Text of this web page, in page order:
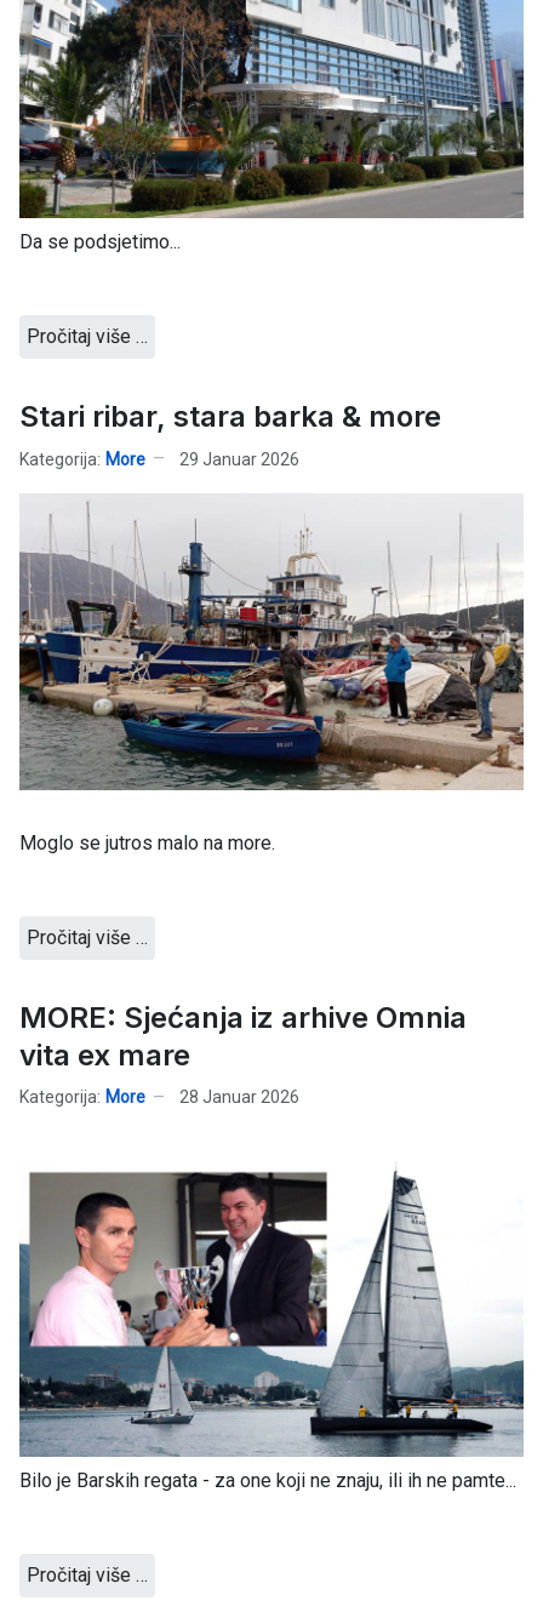
Da se podsjetimo...
Pročitaj više …
Stari ribar, stara barka & more
Kategorija: More 29 Januar 2026
Moglo se jutros malo na more.
Pročitaj više …
MORE: Sjećanja iz arhive Omnia
vita ex mare
Kategorija: More 28 Januar 2026
Bilo je Barskih regata - za one koji ne znaju, ili ih ne pamte...
Pročitaj više …